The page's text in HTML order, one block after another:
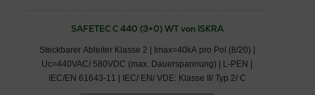
SAFETEC C 440 (3+0) WT von ISKRA
Steckbarer Ableiter Klasse 2 | Imax=40kA pro Pol (8/20) |
Uc=440VAC/ 580VDC (max. Dauerspannung) | L-PEN |
IEC/EN 61643-11 | IEC/ EN/ VDE: Klasse II/ Typ 2/ C